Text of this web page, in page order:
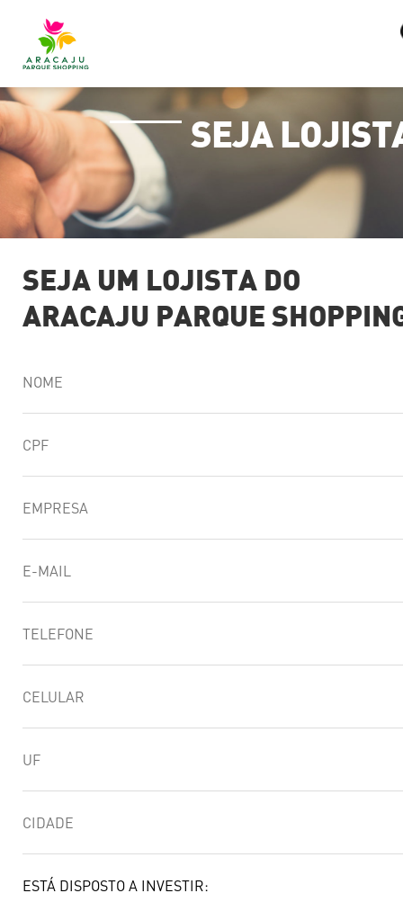
SEJA
SEJA UM LOJISTA DO
ARACAJU PARQUE
ESTÁ DISPOSTO A INVESTIR: